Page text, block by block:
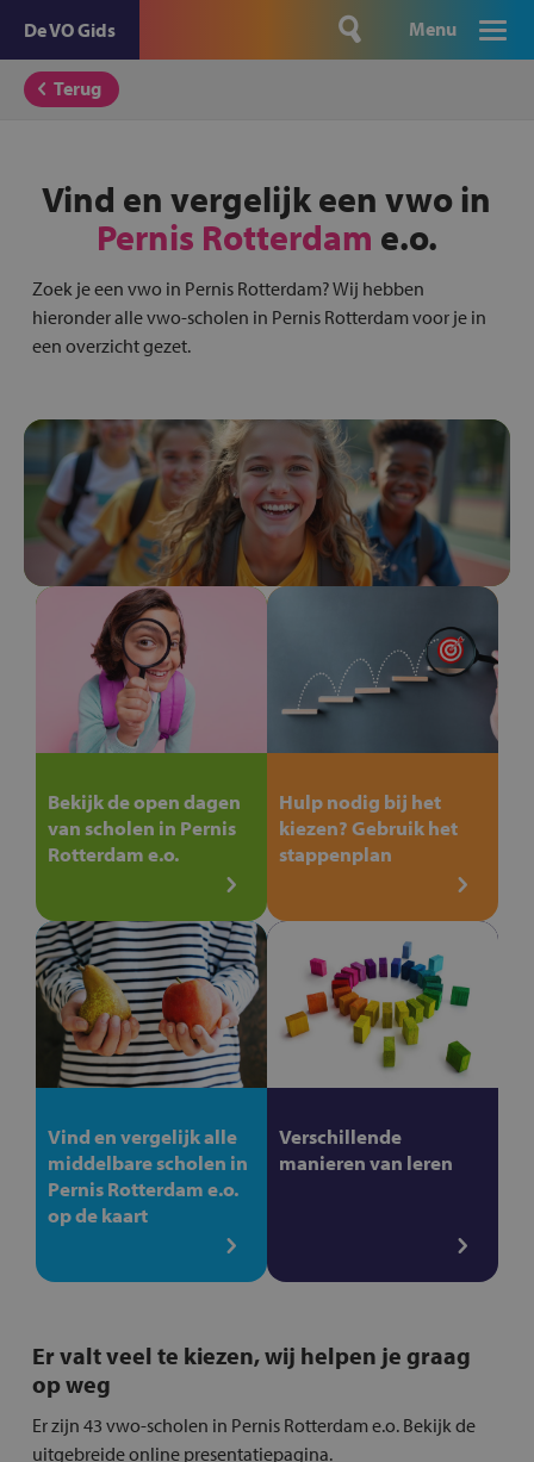
De VO Gids Menu
Terug
Vind en vergelijk een vwo in
Pernis Rotterdam e.o.
Zoek je een vwo in Pernis Rotterdam? Wij hebben
hieronder alle vwo-scholen in Pernis Rotterdam voor je in
een overzicht gezet.
Bekijk de open dagen
van scholen in Pernis
Rotterdam e.o.
Hulp nodig bij het
kiezen? Gebruik het
stappenplan
Vind en vergelijk alle
middelbare scholen in
Pernis Rotterdam e.o.
op de kaart
Verschillende
manieren van leren
Er valt veel te kiezen, wij helpen je graag
op weg
Er zijn 43 vwo-scholen in Pernis Rotterdam e.o. Bekijk de
uitgebreide online presentatiepagina.